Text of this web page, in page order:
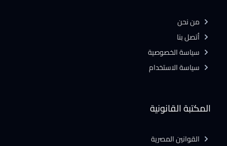
المكتبة القانونية
القوانين المصرية
من نحن
أتصل بنا
سياسة الخصوصية
سياسة الاستخدام